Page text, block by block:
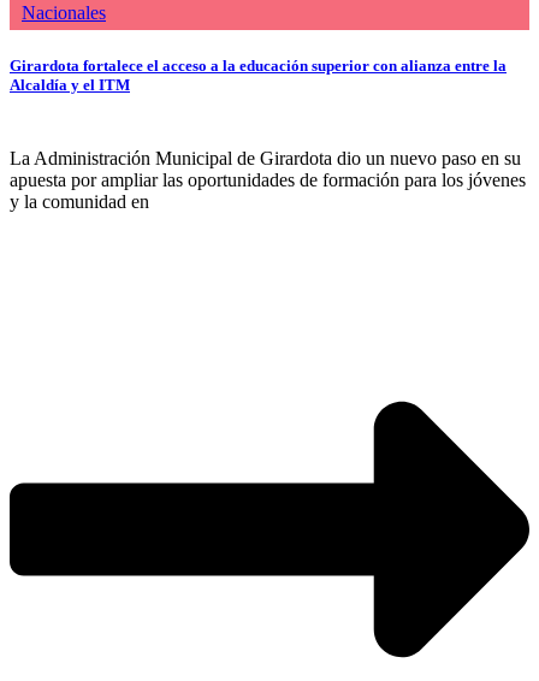
Nacionales
Girardota fortalece el acceso a la educación superior con alianza entre la
Alcaldía y el ITM
La Administración Municipal de Girardota dio un nuevo paso en su
apuesta por ampliar las oportunidades de formación para los jóvenes
y la comunidad en